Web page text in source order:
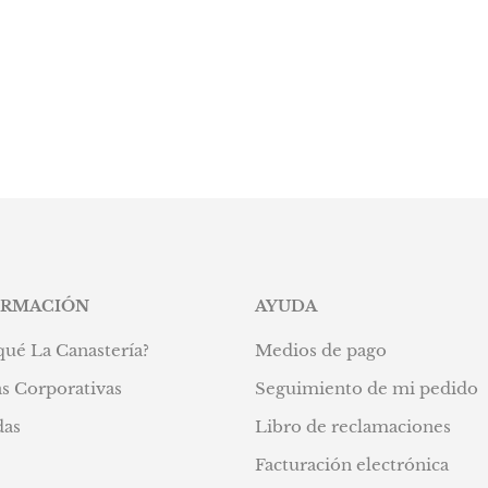
La Canastería?
Corporativas
AYUDA
Medios de pago
Seguimiento de mi pedido
Libro de reclamaciones
Facturación electrónica